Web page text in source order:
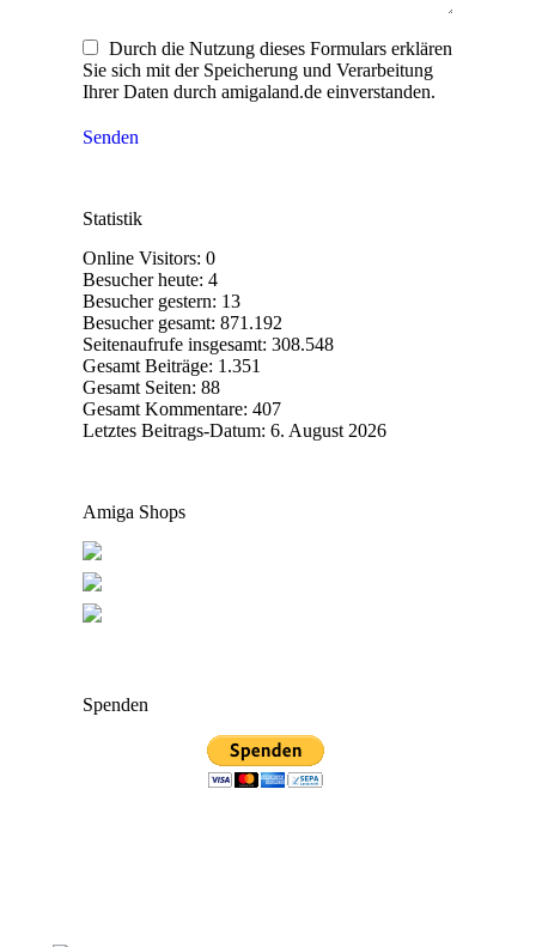
Durch die Nutzung dieses Formulars erklären
Sie sich mit der Speicherung und Verarbeitung
Ihrer Daten durch amigaland.de einverstanden.
Senden
Statistik
Online Visitors: 0
Besucher heute: 4
Besucher gestern: 13
Besucher gesamt: 871.192
Seitenaufrufe insgesamt: 308.548
Gesamt Beiträge: 1.351
Gesamt Seiten: 88
Gesamt Kommentare: 407
Letztes Beitrags-Datum: 6. August 2026
Amiga Shops
Spenden